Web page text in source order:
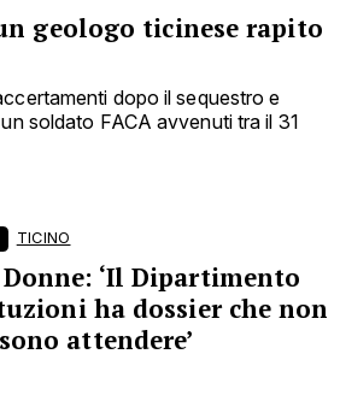
geologo ticinese rapito
dopo il sequestro e
soldato FACA avvenuti tra il 31
TICINO
‘Il Dipartimento
ha dossier che non
attendere’